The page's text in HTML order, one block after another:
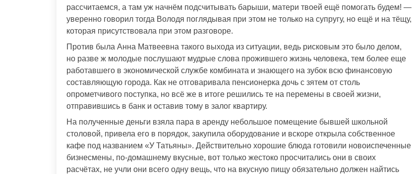
рассчитаемся, а там уж начнём подсчитывать барыши, матери твоей ещё помогать будем! —
уверенно говорил тогда Володя поглядывая при этом не только на супругу, но ещё и на тёщу,
которая присутствовала при этом разговоре.
Против была Анна Матвеевна такого выхода из ситуации, ведь рисковым это было делом,
но разве ж молодые послушают мудрые слова прожившего жизнь человека, тем более еще
работавшего в экономической службе комбината и знающего на зубок всю финансовую
составляющую города. Как не отговаривала пенсионерка дочь с зятем от столь
опрометчивого поступка, но всё же в итоге решились те на перемены в своей жизни,
отправившись в банк и оставив тому в залог квартиру.
На полученные деньги взяла пара в аренду небольшое помещение бывшей школьной
столовой, привела его в порядок, закупила оборудование и вскоре открыла собственное
кафе под названием «У Татьяны». Действительно хорошие блюда готовили новоиспеченные
бизнесмены, по-домашнему вкусные, вот только жестоко просчитались они в своих
расчётах, не учли они всего одну вещь, что на вкусную пищу обязательно должен найтись